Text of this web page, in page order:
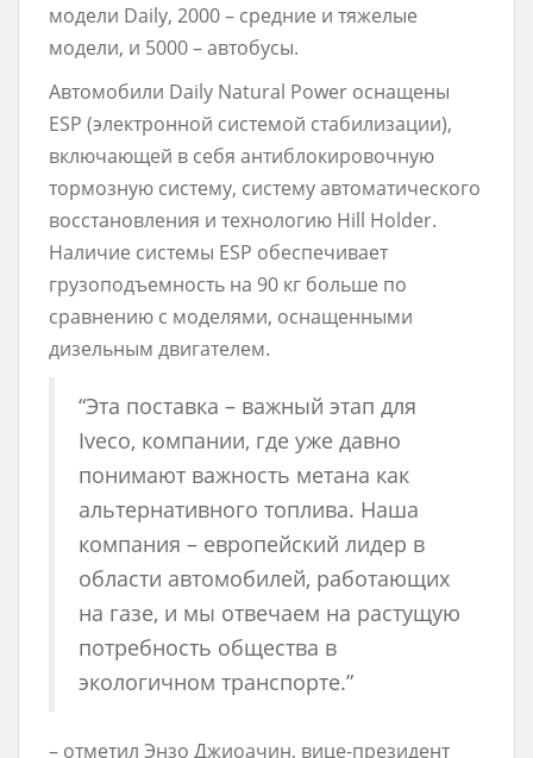
модели Daily, 2000 – средние и тяжелые
модели, и 5000 – автобусы.
Автомобили Daily Natural Power оснащены
ESP (электронной системой стабилизации),
включающей в себя антиблокировочную
тормозную систему, систему автоматического
восстановления и технологию Hill Holder.
Наличие системы ESP обеспечивает
грузоподъемность на 90 кг больше по
сравнению с моделями, оснащенными
дизельным двигателем.
“Эта поставка – важный этап для
Iveco, компании, где уже давно
понимают важность метана как
альтернативного топлива. Наша
компания – европейский лидер в
области автомобилей, работающих
на газе, и мы отвечаем на растущую
потребность общества в
экологичном транспорте.”
– отметил Энзо Джиоачин, вице-президент